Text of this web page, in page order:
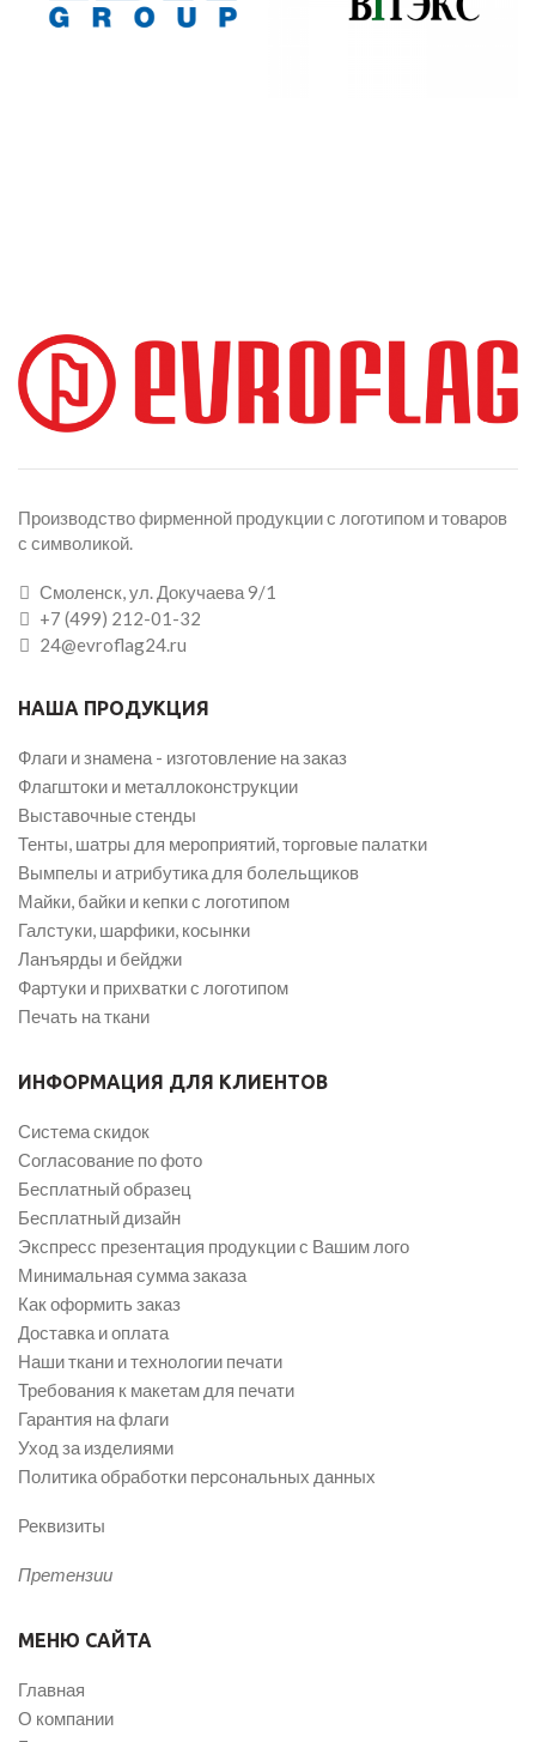
Производство фирменной продукции с логотипом и товаров
с символикой.
Смоленск, ул. Докучаева 9/1
+7 (499) 212-01-32
24@evroflag24.ru
НАША ПРОДУКЦИЯ
Флаги и знамена - изготовление на заказ
Флагштоки и металлоконструкции
Выставочные стенды
Тенты, шатры для мероприятий, торговые палатки
Вымпелы и атрибутика для болельщиков
Майки, байки и кепки с логотипом
Галстуки, шарфики, косынки
Ланъярды и бейджи
Фартуки и прихватки с логотипом
Печать на ткани
ИНФОРМАЦИЯ ДЛЯ КЛИЕНТОВ
Система скидок
Согласование по фото
Бесплатный образец
Бесплатный дизайн
Экспресс презентация продукции с Вашим лого
Минимальная сумма заказа
Как оформить заказ
Доставка и оплата
Наши ткани и технологии печати
Требования к макетам для печати
Гарантия на флаги
Уход за изделиями
Политика обработки персональных данных
Реквизиты
Претензии
МЕНЮ САЙТА
Главная
О компании